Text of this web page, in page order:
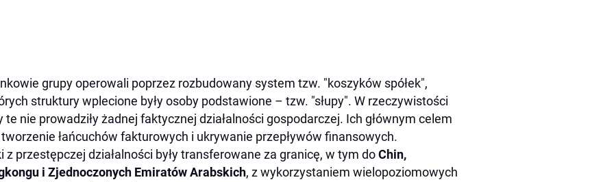
grupy operowali poprzez rozbudowany system tzw. "koszyków spółek",
struktury wplecione były osoby podstawione – tzw. "słupy". W rzeczywistości
te nie prowadziły żadnej faktycznej działalności gospodarczej. Ich głównym celem
tworzenie łańcuchów fakturowych i ukrywanie przepływów finansowych.
z przestępczej działalności były transferowane za granicę, w tym doChin,
i Zjednoczonych Emiratów Arabskich, z wykorzystaniem wielopoziomowych